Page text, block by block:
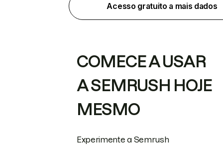
Acesso gratuito a mais dados
COMECE A USAR
A SEMRUSH HOJE
MESMO
Experimente a Semrush